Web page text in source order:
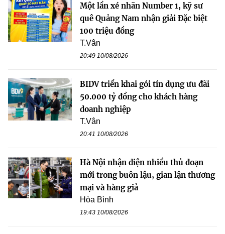
Một lần xé nhãn Number 1, kỹ sư
quê Quảng Nam nhận giải Đặc biệt
100 triệu đồng
T.Vân
20:49 10/08/2026
BIDV triển khai gói tín dụng ưu đãi
50.000 tỷ đồng cho khách hàng
doanh nghiệp
T.Vân
20:41 10/08/2026
Hà Nội nhận diện nhiều thủ đoạn
mới trong buôn lậu, gian lận thương
mại và hàng giả
Hòa Bình
19:43 10/08/2026